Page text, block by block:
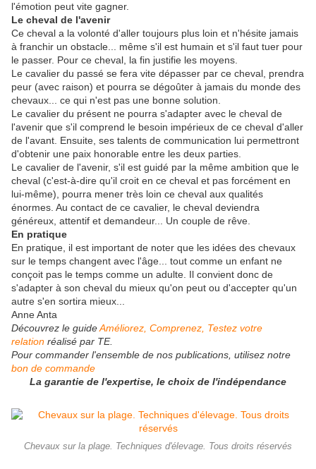
l'émotion peut vite gagner.
Le cheval de l'avenir
Ce cheval a la volonté d'aller toujours plus loin et n'hésite jamais
à franchir un obstacle... même s'il est humain et s'il faut tuer pour
le passer. Pour ce cheval, la fin justifie les moyens.
Le cavalier du passé se fera vite dépasser par ce cheval, prendra
peur (avec raison) et pourra se dégoûter à jamais du monde des
chevaux... ce qui n'est pas une bonne solution.
Le cavalier du présent ne pourra s'adapter avec le cheval de
l'avenir que s'il comprend le besoin impérieux de ce cheval d'aller
de l'avant. Ensuite, ses talents de communication lui permettront
d'obtenir une paix honorable entre les deux parties.
Le cavalier de l'avenir, s'il est guidé par la même ambition que le
cheval (c'est-à-dire qu'il croit en ce cheval et pas forcément en
lui-même), pourra mener très loin ce cheval aux qualités
énormes. Au contact de ce cavalier, le cheval deviendra
généreux, attentif et demandeur... Un couple de rêve.
En pratique
En pratique, il est important de noter que les idées des chevaux
sur le temps changent avec l'âge... tout comme un enfant ne
conçoit pas le temps comme un adulte. Il convient donc de
s'adapter à son cheval du mieux qu'on peut ou d'accepter qu'un
autre s'en sortira mieux...
Anne Anta
Découvrez le guideAméliorez, Comprenez, Testez votre
relation réalisé par TE.
Pour commander l'ensemble de nos publications , utilisez notre
bon de commande
La garantie de l'expertise, le choix de l'indépendance
Chevaux sur la plage. Techniques d'élevage. Tous droits réservés